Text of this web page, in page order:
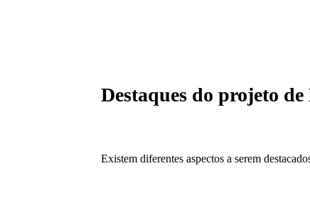
Destaques do projeto
Existem diferentes aspectos a serem